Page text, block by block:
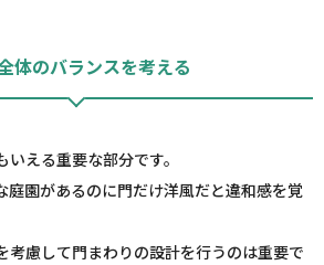
体のバランスを考える
える重要な部分です。
庭園があるのに門だけ洋風だと違和感を覚
考慮して門まわりの設計を行うのは重要で